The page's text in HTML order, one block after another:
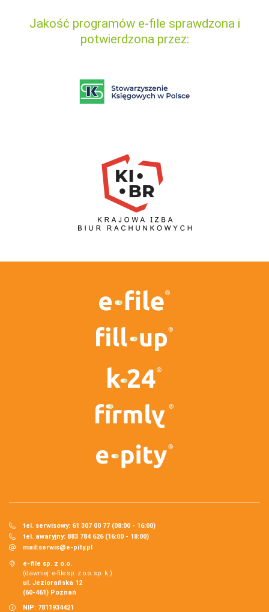
Jakość programów e-file sprawdzona i
potwierdzona przez:
tel. serwisowy: 61 307 00 77 (08:00 - 16:00)
tel. awaryjny: 883 784 626 (16:00 - 18:00)
mail:serwis@e-pity.pl
e-file sp. z o.o.
(dawniej: e-file sp. z o.o. sp. k.)
ul. Jeziorańska 12
(60-461) Poznań
NIP: 7811934421